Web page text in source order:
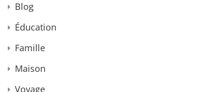
Blog
Éducation
Famille
Maison
Voyage